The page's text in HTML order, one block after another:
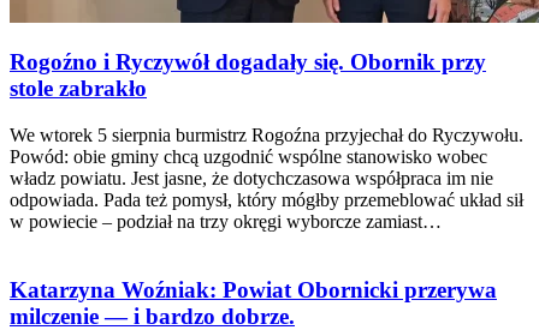
Rogoźno i Ryczywół dogadały się. Obornik przy
stole zabrakło
We wtorek 5 sierpnia burmistrz Rogoźna przyjechał do Ryczywołu.
Powód: obie gminy chcą uzgodnić wspólne stanowisko wobec
władz powiatu. Jest jasne, że dotychczasowa współpraca im nie
odpowiada. Pada też pomysł, który mógłby przemeblować układ sił
w powiecie – podział na trzy okręgi wyborcze zamiast…
Katarzyna Woźniak: Powiat Obornicki przerywa
milczenie — i bardzo dobrze.